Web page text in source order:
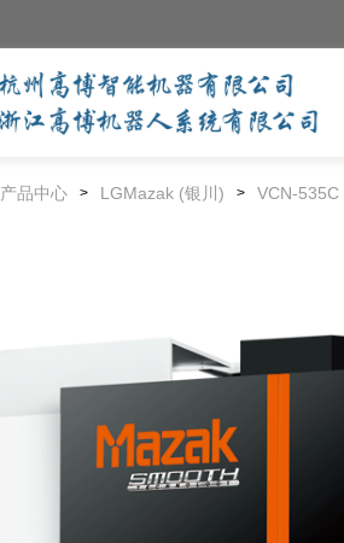
产品中心 > LGMazak (银川) > VCN-535C